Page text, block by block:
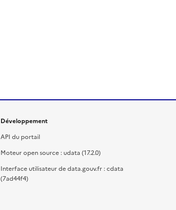
Développement
API du portail
Moteur open source : udata (17.2.0)
Interface utilisateur de data.gouv.fr : cdata
(7ad44f4)